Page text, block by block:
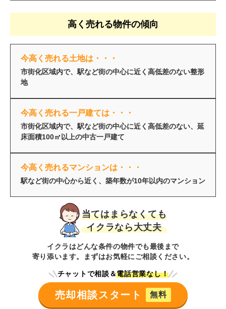
高く売れる物件の傾向
今高く売れる土地は・・・
市街化区域内で、駅など街の中心に近く高低差のない整形
地
今高く売れる一戸建ては・・・
市街化区域内で、駅など街の中心に近く高低差のない、延
床面積100㎡以上の中古一戸建て
今高く売れるマンションは・・・
駅など街の中心から近く、築年数が10年以内のマンション
当てはまらなくても
イクラなら大丈夫
イクラはどんな条件の物件でも最後まで
寄り添います。まずはお気軽にご相談ください。
チャットで相談＆電話営業なし！
売却相談スタート 無料